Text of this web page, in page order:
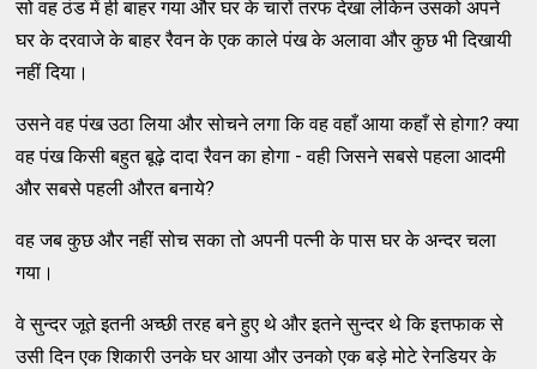
सो वह ठंड में ही बाहर गया और घर के चारों तरफ देखा लेकिन उसको अपने
घर के दरवाजे के बाहर रैवन के एक काले पंख के अलावा और कुछ भी दिखायी
नहीं दिया।
उसने वह पंख उठा लिया और सोचने लगा कि वह वहाँ आया कहाँ से होगा? क्या
वह पंख किसी बहुत बूढ़े दादा रैवन का होगा - वही जिसने सबसे पहला आदमी
और सबसे पहली औरत बनाये?
वह जब कुछ और नहीं सोच सका तो अपनी पत्नी के पास घर के अन्दर चला
गया।
वे सुन्दर जूते इतनी अच्छी तरह बने हुए थे और इतने सुन्दर थे कि इत्तफाक से
उसी दिन एक शिकारी उनके घर आया और उनको एक बड़े मोटे रेनडियर के